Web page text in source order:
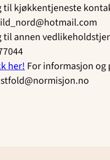
til kjøkkentjeneste
annen
her!For informasjon